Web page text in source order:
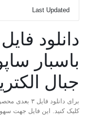
Last Updated
دانلود
جبال
کلیک کنید. این فایل جهت